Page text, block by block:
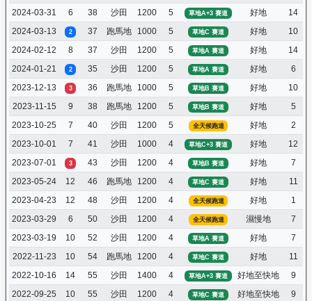
2024-03-31
6 38 沙田 1200 5 草地A+3 賽道 好地 14
2024-03-13
2 37 跑馬地 1000 5 草地C 賽道 好地 10
2024-02-12
8 37 沙田 1200 5 草地A 賽道 好地 14
2024-01-21
2 35 沙田 1200 5 草地A 賽道 好地 6
2023-12-13
3 36 跑馬地 1000 5 草地B 賽道 好地 10
2023-11-15
9 38 跑馬地 1200 5 草地B 賽道 好地 5
2023-10-25
7 40 沙田 1200 5 全天候跑道 好地 2
2023-10-01
7 41 沙田 1000 4 草地C+3 賽道 好地 12
2023-07-01
3 43 沙田 1200 4 草地B 賽道 好地 7
2023-05-24
12 46 跑馬地 1200 4 草地C 賽道 好地 11
2023-04-23
12 48 沙田 1200 4 全天候跑道 好地 1
2023-03-29
6 50 沙田 1200 4 全天候跑道 濕慢地 7
2023-03-19
10 52 沙田 1200 4 草地A 賽道 好地 7
2022-11-23
10 54 跑馬地 1200 4 草地C 賽道 好地 11
2022-10-16
14 55 沙田 1400 4 草地A+3 賽道 好地至快地 9
2022-09-25
10 55 沙田 1200 4 草地C 賽道 好地至快地 9